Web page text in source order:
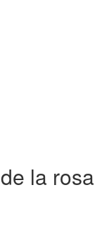
la rosa